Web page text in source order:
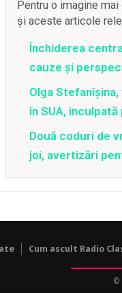
Pentru o imagine
și aceste articole
Închiderea
cauze și
Olga
în SUA,
Două coduri de
joi, avertizări
Cum ascult Radio
©